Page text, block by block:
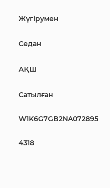
Жүгірумен
Седан
АҚШ
Сатылған
W1K6G7GB2NA072895
4318